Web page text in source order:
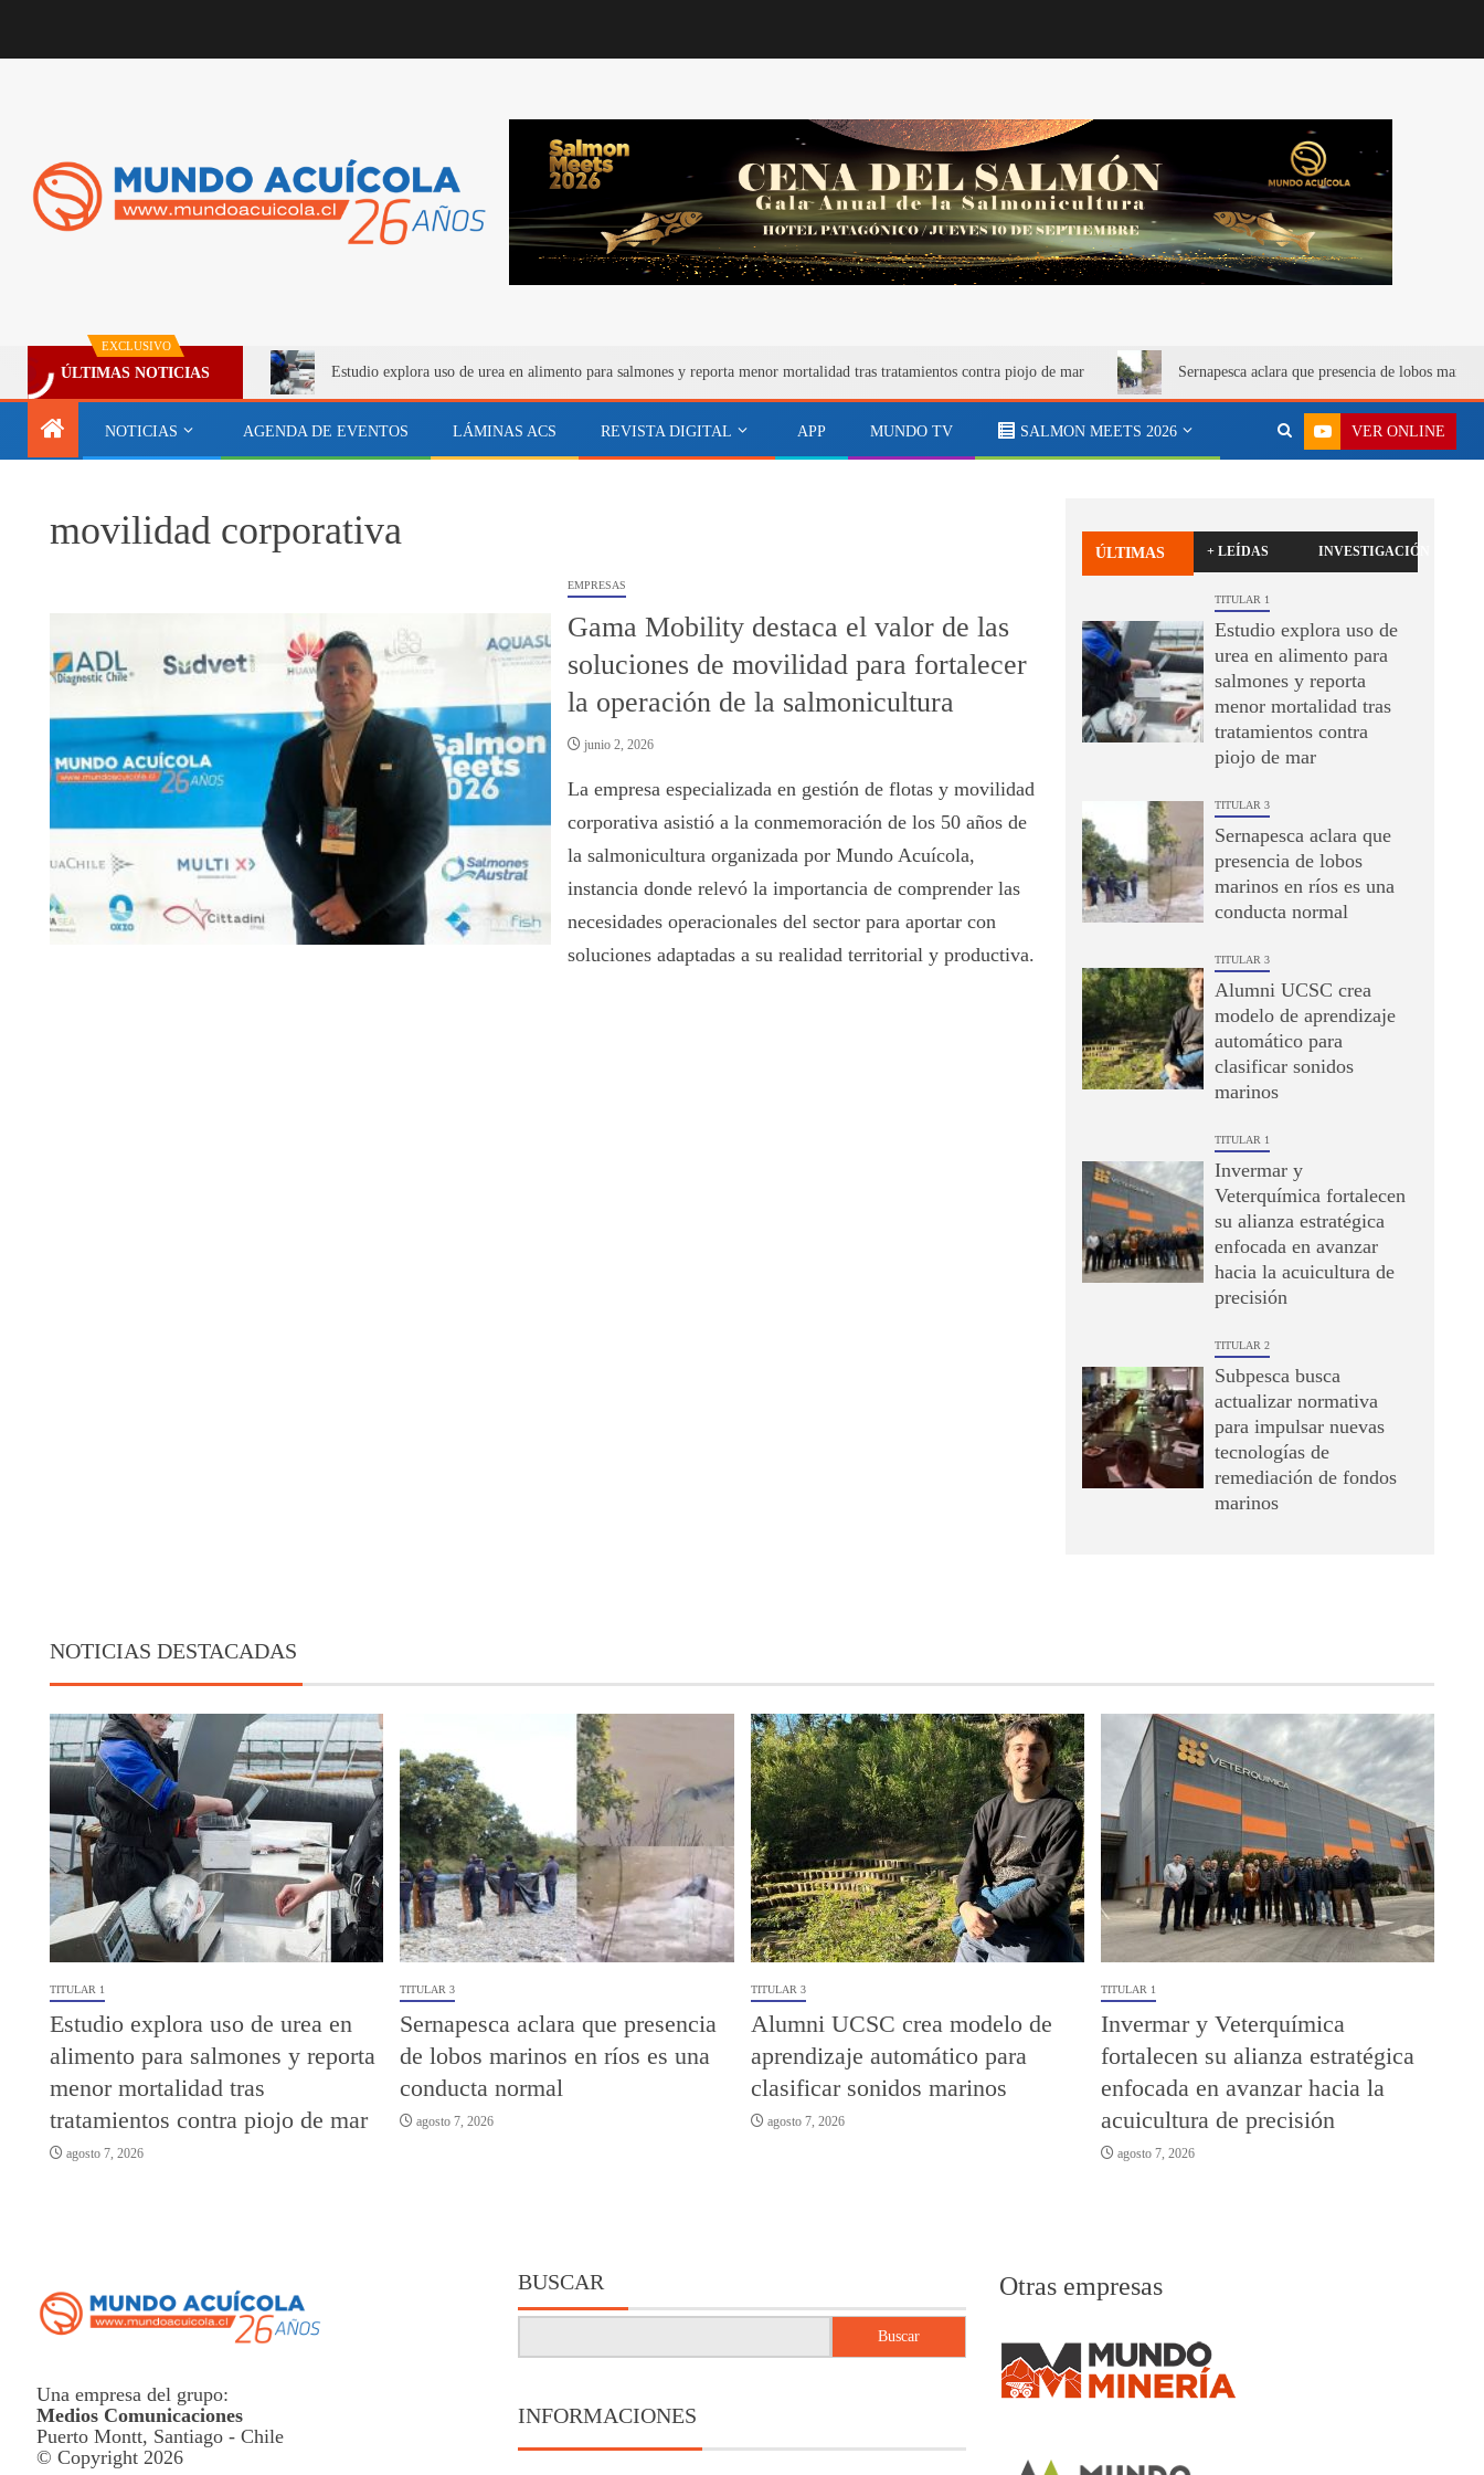
EXCLUSIVO
ÚLTIMAS NOTICIAS Estudio explora uso de urea en alimento para salmones y reporta menor mortalidad tras tratamientos contra piojo de mar Sernapesca aclara que presencia de lobos
NOTICIAS AGENDA DE EVENTOS LÁMINAS ACS REVISTA DIGITAL APP MUNDO TV SALMON MEETS 2026 VER ONLINE
movilidad corporativa
EMPRESAS
Gama Mobility destaca el valor de las
soluciones de movilidad para fortalecer
la operación de la salmonicultura
junio 2, 2026
La empresa especializada en gestión de flotas y movilidad
corporativa asistió a la conmemoración de los 50 años de
la salmonicultura organizada por Mundo Acuícola,
instancia donde relevó la importancia de comprender las
necesidades operacionales del sector para aportar con
soluciones adaptadas a su realidad territorial y productiva.
ÚLTIMAS + LEÍDAS INVESTIGACIÓN
TITULAR 1
Estudio explora uso de
urea en alimento para
salmones y reporta
menor mortalidad tras
tratamientos contra
piojo de mar
TITULAR 3
Sernapesca aclara que
presencia de lobos
marinos en ríos es una
conducta normal
TITULAR 3
Alumni UCSC crea
modelo de aprendizaje
automático para
clasificar sonidos
marinos
TITULAR 1
Invermar y
Veterquímica fortalecen
su alianza estratégica
enfocada en avanzar
hacia la acuicultura de
precisión
TITULAR 2
Subpesca busca
actualizar normativa
para impulsar nuevas
tecnologías de
remediación de fondos
marinos
NOTICIAS DESTACADAS
TITULAR 1
Estudio explora uso de urea en
alimento para salmones y reporta
menor mortalidad tras
tratamientos contra piojo de mar
agosto 7, 2026
TITULAR 3
Sernapesca aclara que presencia
de lobos marinos en ríos es una
conducta normal
agosto 7, 2026
TITULAR 3
Alumni UCSC crea modelo de
aprendizaje automático para
clasificar sonidos marinos
agosto 7, 2026
TITULAR 1
Invermar y Veterquímica
fortalecen su alianza estratégica
enfocada en avanzar hacia la
acuicultura de precisión
agosto 7, 2026
Una empresa del grupo:
Medios Comunicaciones
Puerto Montt, Santiago - Chile
© Copyright 2026
BUSCAR
Buscar
INFORMACIONES
Otras empresas